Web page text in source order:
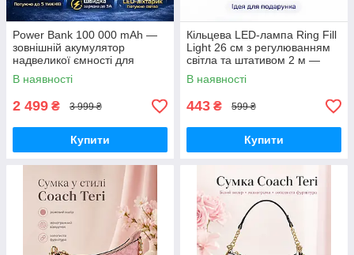
Power Bank 100 000 mAh —
зовнішній акумулятор
надвеликої ємності для
телефону, роутера та
автономного живлення
В наявності
2 499 ₴ 3 999 ₴
Купити
Кільцева LED-лампа Ring Fill
Light 26 см з регулюванням
світла та штативом 2 м —
світло для селфі, блогерів,
візажистів, фото-віде
В наявності
443 ₴ 599 ₴
Купити